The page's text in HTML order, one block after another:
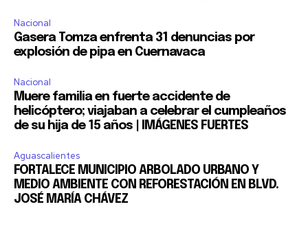
Nacional
Gasera Tomza enfrenta 31 denuncias por
explosión de pipa en Cuernavaca
Nacional
Muere familia en fuerte accidente de
helicóptero; viajaban a celebrar el cumpleaños
de su hija de 15 años | IMÁGENES FUERTES
Aguascalientes
FORTALECE MUNICIPIO ARBOLADO URBANO Y
MEDIO AMBIENTE CON REFORESTACIÓN EN BLVD.
JOSÉ MARÍA CHÁVEZ